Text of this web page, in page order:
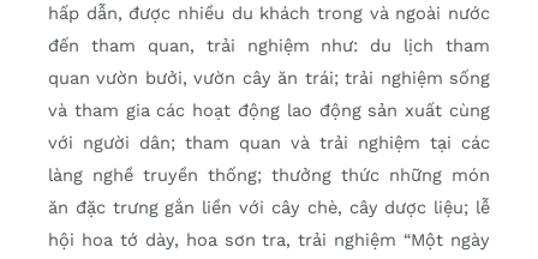
hấp dẫn, được nhiều du khách trong và ngoài nước
đến tham quan, trải nghiệm như: du lịch tham
quan vườn bưởi, vườn cây ăn trái; trải nghiệm sống
và tham gia các hoạt động lao động sản xuất cùng
với người dân; tham quan và trải nghiệm tại các
làng nghề truyền thống; thưởng thức những món
ăn đặc trưng gắn liền với cây chè, cây dược liệu; lễ
hội hoa tớ dày, hoa sơn tra, trải nghiệm “Một ngày